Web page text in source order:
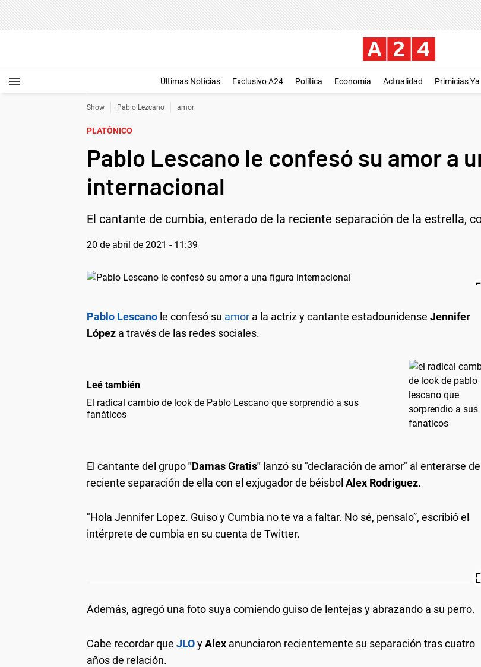
Últimas Noticias Exclusivo A24 Política Economía Actualidad Primicias Ya
Show Pablo Lezcano amor
PLATÓNICO
Pablo Lescano le confesó su amor a
internacional
El cantante de cumbia, enterado de la reciente separación de la estrella,
20 de abril de 2021 - 11:39
Pablo Lescano le confesó su amor a la actriz y cantante estadounidense Jennifer
López a través de las redes sociales.
Leé también
El radical cambio de look de Pablo Lescano que sorprendió a sus
fanáticos
El cantante del grupo"Damas Gratis" lanzó su "declaración de amor" al enterarse
reciente separación de ella con el exjugador de béisbol Alex Rodriguez.
"Hola Jennifer Lopez. Guiso y Cumbia no te va a faltar. No sé, pensalo”, escribió el
intérprete de cumbia en su cuenta de Twitter.
Además, agregó una foto suya comiendo guiso de lentejas y abrazando a su perro.
Cabe recordar que JLOyAlex anunciaron recientemente su separación tras cuatro
años de relación.